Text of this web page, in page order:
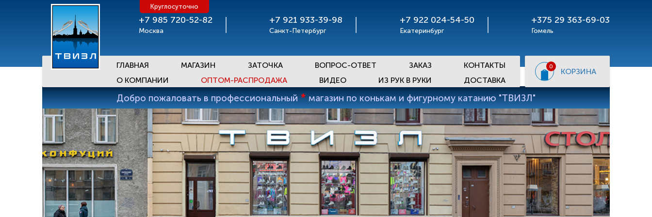
+7 985 720-52-82
Москва
Круглосуточно
+7 921 933-39-98
Санкт-Петербург
+7 922 024-54-50
Екатеринбург
+375 29 363-69-03
Гомель
ГЛАВНАЯ МАГАЗИН ЗАТОЧКА ВОПРОС-ОТВЕТ ЗАКАЗ
КОНТАКТЫ
О КОМПАНИИ
ОПТОМ-РАСПРОДАЖА ВИДЕО ИЗ РУК В РУКИ ДОСТАВКА
0
КОРЗИНА
Добро пожаловать в профессиональный * магазин по конькам и фигурному катанию "ТВИЗЛ"